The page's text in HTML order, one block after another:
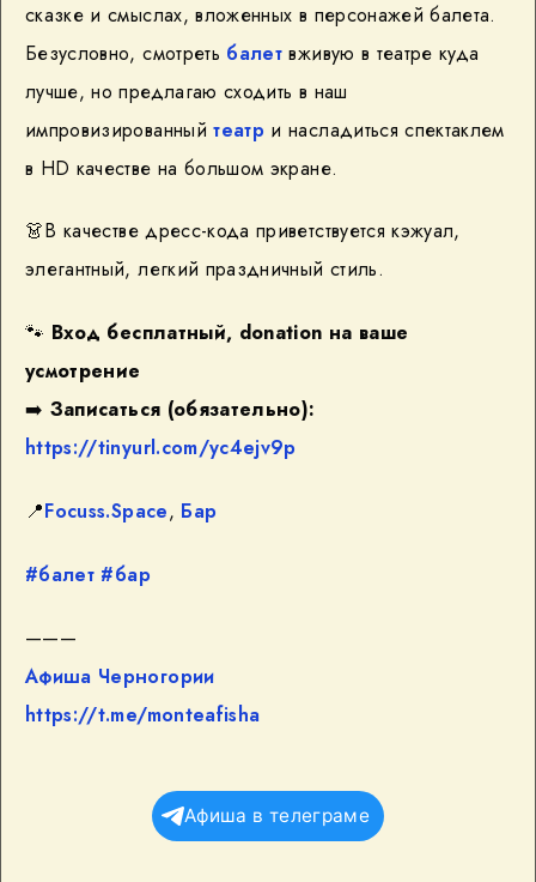
сказке и смыслах, вложенных в персонажей балета.
Безусловно, смотреть балет вживую в театре куда
лучше, но предлагаю сходить в наш
импровизированныйтеатр и насладиться спектаклем
в HD качестве на большом экране.
👗В качестве дресс-кода приветствуется кэжуал,
элегантный, легкий праздничный стиль.
🐾 Вход бесплатный, donation на ваше
усмотрение
➡️ Записаться (обязательно):
https://tinyurl.com/yc4ejv9p
📍Focuss.Space, Бар
#балет #бар
———
Афиша Черногории
https://t.me/monteafisha
Афиша в телеграме